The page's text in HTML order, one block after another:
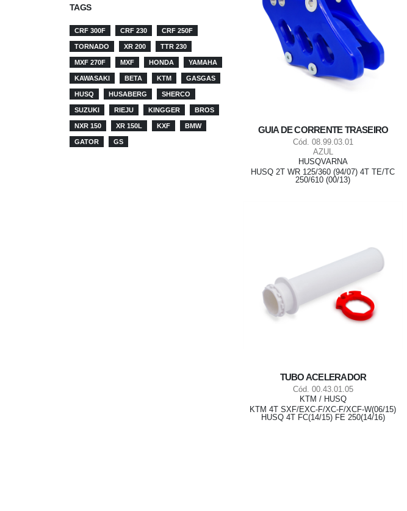
TAGS
CRF 300F CRF 230 CRF 250F
TORNADO XR 200 TTR 230
MXF 270F MXF HONDA YAMAHA
KAWASAKI BETA KTM GASGAS
HUSQ HUSABERG SHERCO
SUZUKI RIEJU KINGGER BROS
NXR 150 XR 150L KXF BMW
GATOR GS
GUIA DE CORRENTE TRASEIRO
Cód. 08.99.03.01
AZUL
HUSQVARNA
HUSQ 2T WR 125/360 (94/07) 4T TE/TC
250/610 (00/13)
TUBO ACELERADOR
Cód. 00.43.01.05
KTM / HUSQ
KTM 4T SXF/EXC-F/XC-F/XCF-W(06/15)
HUSQ 4T FC(14/15) FE 250(14/16)